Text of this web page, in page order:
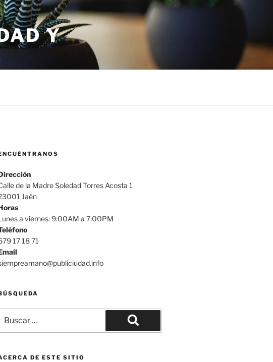
Y
de la Madre Soledad Torres Acosta 1
Jaén
a viernes: 9:00AM a 7:00PM
17 18 71
por:
Buscar
DE ESTE SITIO